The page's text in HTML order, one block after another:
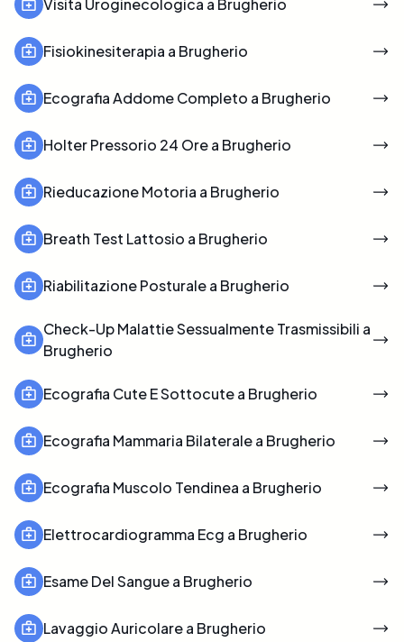
Fisiokinesiterapia a Brugherio
Ecografia Addome Completo a Brugherio
Holter Pressorio 24 Ore a Brugherio
Rieducazione Motoria a Brugherio
Breath Test Lattosio a Brugherio
Riabilitazione Posturale a Brugherio
Check-Up Malattie Sessualmente Trasmissibili a
Brugherio
Ecografia Cute E Sottocute a Brugherio
Ecografia Mammaria Bilaterale a Brugherio
Ecografia Muscolo Tendinea a Brugherio
Elettrocardiogramma Ecg a Brugherio
Esame Del Sangue a Brugherio
Lavaggio Auricolare a Brugherio